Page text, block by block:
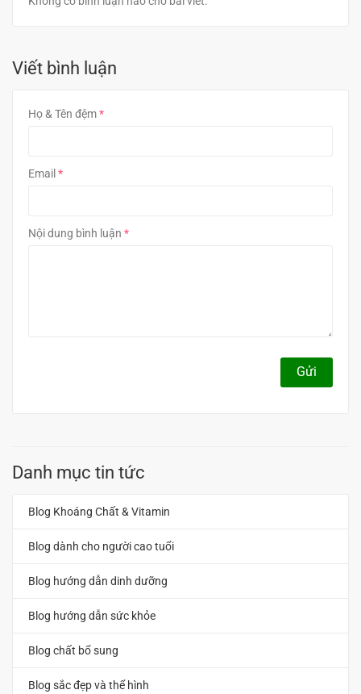
Viết bình luận
Họ & Tên đệm
Email
Nội dung bình luận
Gửi
Danh mục tin tức
Blog Khoáng Chất & Vitamin
Blog dành cho người cao tuổi
Blog hướng dẫn dinh dưỡng
Blog hướng dẫn sức khỏe
Blog chất bổ sung
Blog sắc đẹp và thể hình